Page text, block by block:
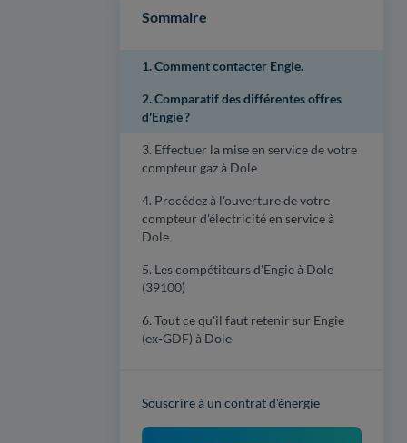
Sommaire
1. Comment contacter Engie.
2. Comparatif des différentes offres
d'Engie ?
3. Effectuer la mise en service de votre
compteur gaz à Dole
4. Procédez à l'ouverture de votre
compteur d'électricité en service à
Dole
5. Les compétiteurs d'Engie à Dole
(39100)
6. Tout ce qu'il faut retenir sur Engie
(ex-GDF) à Dole
Souscrire à un contrat d'énergie